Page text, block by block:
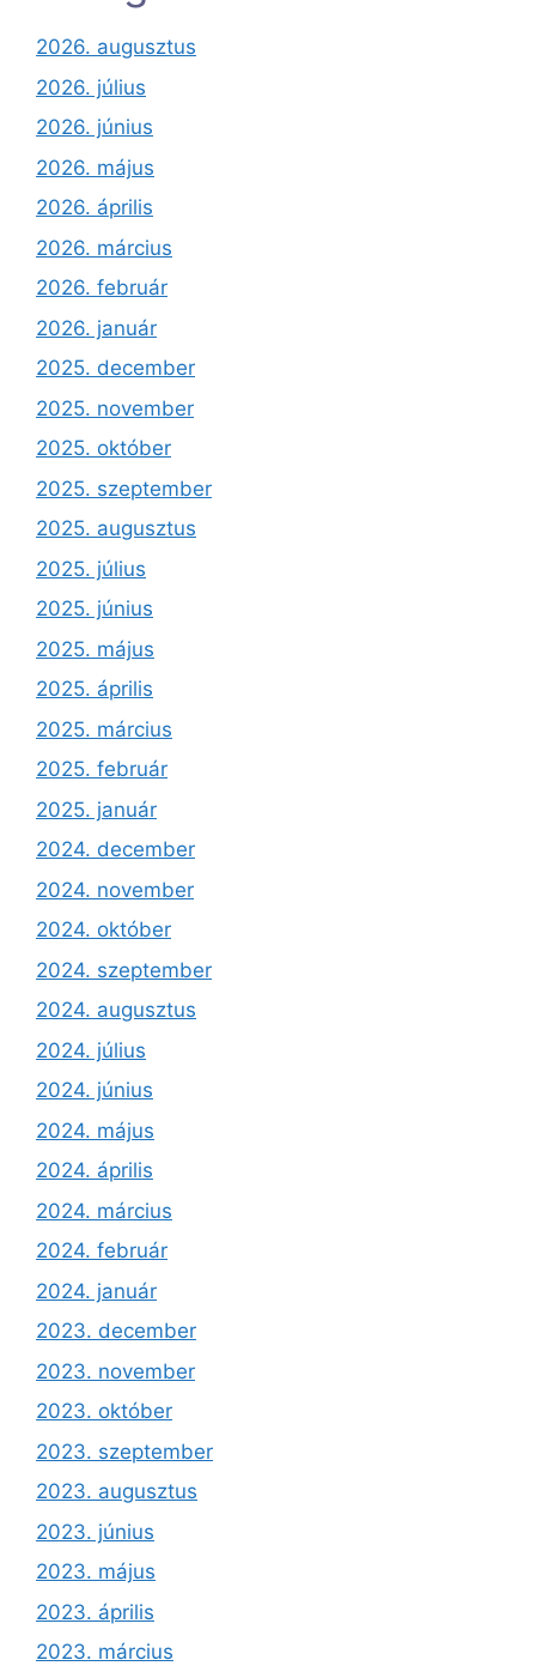
2026. augusztus
2026. július
2026. június
2026. május
2026. április
2026. március
2026. február
2026. január
2025. december
2025. november
2025. október
2025. szeptember
2025. augusztus
2025. július
2025. június
2025. május
2025. április
2025. március
2025. február
2025. január
2024. december
2024. november
2024. október
2024. szeptember
2024. augusztus
2024. július
2024. június
2024. május
2024. április
2024. március
2024. február
2024. január
2023. december
2023. november
2023. október
2023. szeptember
2023. augusztus
2023. június
2023. május
2023. április
2023. március